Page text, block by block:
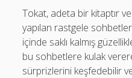
Tokat, adeta bir kitaptır
yapılan rastgele
içinde saklı kalmış
bu sohbetlere kulak
sürprizlerini keşfedebilir